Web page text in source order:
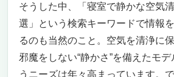
そうした中、「寝室で静かな空気
選」という検索キーワードで情報
るのも当然のこと。空気を清浄に
邪魔をしない“静かさ”を備えたモ
うニーズは年々高まっています。